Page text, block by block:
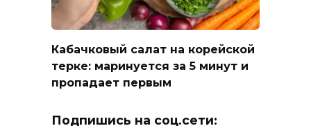
Кабачковый салат на корейской
терке: маринуется за 5 минут и
пропадает первым
Подпишись на соц.сети: